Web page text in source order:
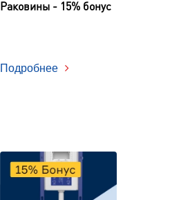
Раковины - 15% бонус
Подробнее